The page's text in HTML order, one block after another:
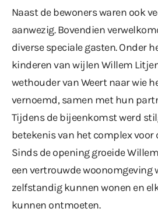
Naast de bewoners waren ook
aanwezig. Bovendien
diverse speciale gasten. Onder
kinderen van wijlen Willem
wethouder van Weert naar wie
vernoemd, samen met hun
Tijdens de bijeenkomst werd
betekenis van het complex voor
Sinds de opening groeide
een vertrouwde woonomgeving
zelfstandig kunnen wonen en
kunnen ontmoeten.